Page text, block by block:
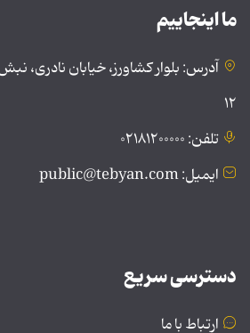
ما اینجاییم
آدرس: بلوار کشاورز، خیابان
۱۲
تلفن: ۰۲۱۸۱۲۰۰۰۰۰
ایمیل: public@tebyan.com
دسترسی سریع
ارتباط با ما